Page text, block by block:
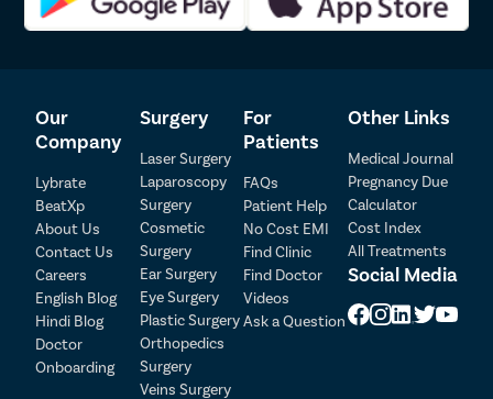
Our
Company
Lybrate
BeatXp
About Us
Contact Us
Careers
English Blog
Hindi Blog
Doctor
Onboarding
Surgery
Laser Surgery
Laparoscopy
Surgery
Cosmetic
Surgery
Ear Surgery
Eye Surgery
Plastic Surgery
Orthopedics
Surgery
Veins Surgery
For
Patients
FAQs
Patient Help
No Cost EMI
Find Clinic
Find Doctor
Videos
Ask a Question
Other Links
Medical Journal
Pregnancy Due
Calculator
Cost Index
All Treatments
Social Media
Patient Detail
Patient Name
Select City
OTP
Total Payable